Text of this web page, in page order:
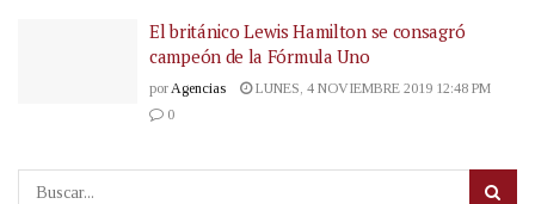
El británico Lewis Hamilton se consagró
campeón de la Fórmula Uno
por Agencias
LUNES, 4 NOVIEMBRE 2019 12:48 PM
0